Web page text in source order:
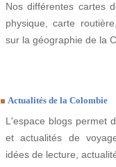
Nos différentes cartes
physique, carte
sur la géographie de la
Actualités de la Colombie
L'espace blogs permet
et actualités de
idées de lecture,